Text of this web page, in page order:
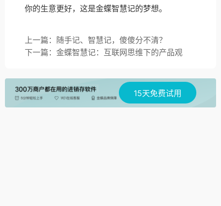
你的生意更好，这是金蝶智慧记的梦想。
上一篇：随手记、智慧记，傻傻分不清？
下一篇：金蝶智慧记：互联网思维下的产品观
15天免费试用